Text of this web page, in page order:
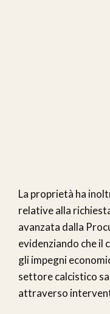
La proprietà ha
relative alla
avanzata dalla
evidenziando che il
gli impegni
settore calcistico
attraverso